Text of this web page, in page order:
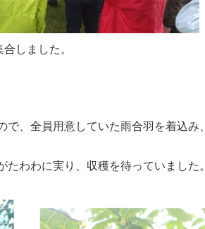
しました。
、全員用意していた雨合羽を着込み、
わわに実り、収穫を待っていました。